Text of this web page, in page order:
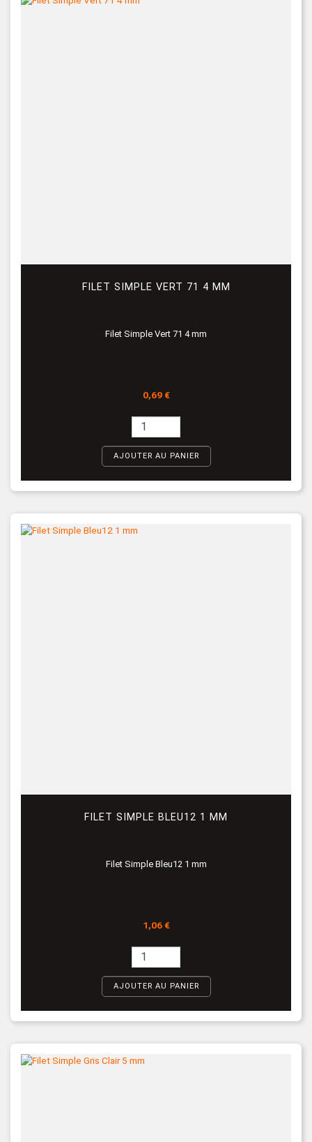
FILET SIMPLE VERT 71 4 MM
Filet Simple Vert 71 4 mm
Prix
0,69 €
AJOUTER AU PANIER
FILET SIMPLE BLEU12 1 MM
Filet Simple Bleu12 1 mm
Prix
1,06 €
AJOUTER AU PANIER